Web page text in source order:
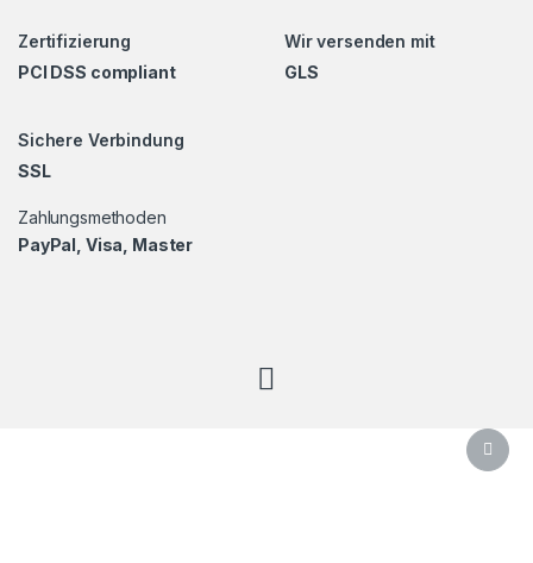
Zertifizierung
PCI DSS compliant
Wir versenden mit
GLS
Sichere Verbindung
SSL
Zahlungsmethoden
PayPal, Visa, Master